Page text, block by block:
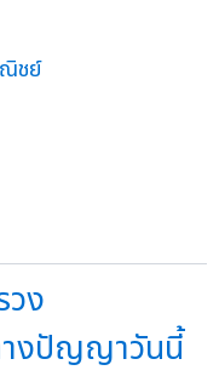
ชย์
วง
งปัญญาวันนี้